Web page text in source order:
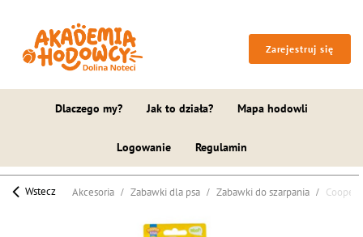
Zarejestruj się
Dlaczego my? Jak to działa? Mapa hodowli
Logowanie Regulamin
Wstecz Akcesoria Zabawki dla psa Zabawki do szarpania Cooper